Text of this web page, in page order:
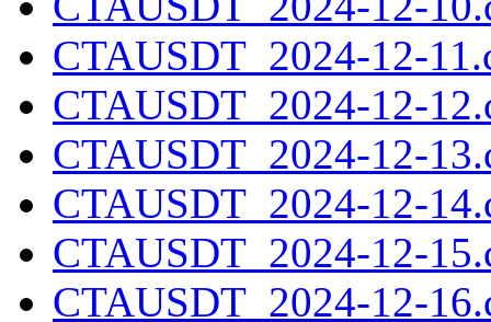
CTAUSDT_2024-12-
CTAUSDT_2024-12-
CTAUSDT_2024-12-
CTAUSDT_2024-12-
CTAUSDT_2024-12-
CTAUSDT_2024-12-